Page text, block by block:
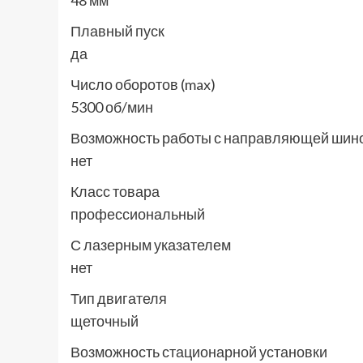
Плавный пуск
да
Число оборотов (max)
5300 об/мин
Возможность работы с направляющей
нет
Класс товара
профессиональный
С лазерным указателем
нет
Тип двигателя
щеточный
Возможность стационарной установки